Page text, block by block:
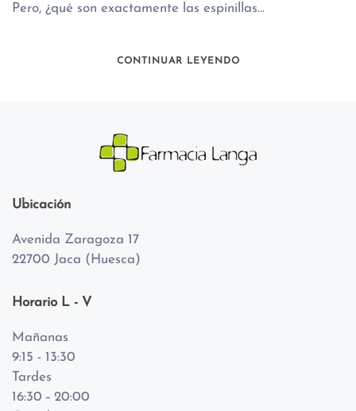
Pero, ¿qué son exactamente las espinillas...
CONTINUAR LEYENDO
Ubicación
Avenida Zaragoza 17
22700 Jaca (Huesca)
Horario L - V
Mañanas
9:15 - 13:30
Tardes
16:30 – 20:00